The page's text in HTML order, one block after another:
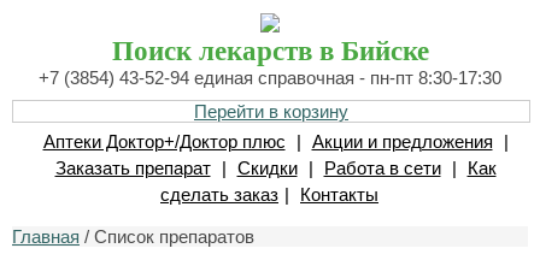
Поиск лекарств в Бийске
+7 (3854) 43-52-94 единая справочная - пн-пт 8:30-17:30
Перейти в корзину
Аптеки Доктор+/Доктор плюс
| Акции и предложения
|
Заказать препарат
| Скидки | Работа в сети |
Как
сделать заказ | Контакты
Главная / Список препаратов